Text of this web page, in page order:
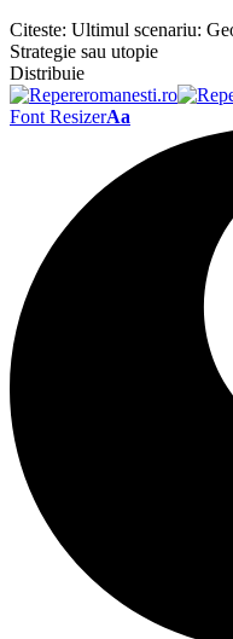
Citeste: Ultimul scenariu:
Strategie sau utopie
Distribuie
Font ResizerAa